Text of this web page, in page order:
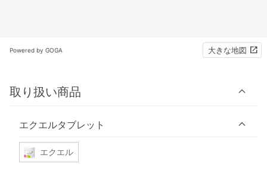
Powered by GOGA 大きな地図
取り扱い商品
エクエルタブレット
エクエル